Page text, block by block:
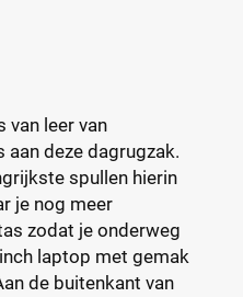
van leer van
deze dagrugzak.
spullen hierin
je nog meer
zodat je onderweg
laptop met gemak
de buitenkant van